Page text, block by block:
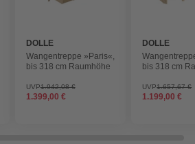
DOLLE
Wangentreppe »Paris«,
bis 318 cm Raumhöhe
UVP1.942,08 €
1.399,00 €
DOLLE
bis 318 cm
UVP1.657,67 €
1.199,00 €